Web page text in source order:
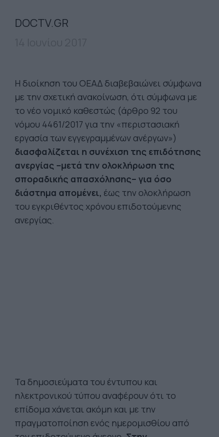
DOCTV.GR
Η διοίκηση του ΟΕΑΔ διαβεβαιώνει σύμφωνα
με την σχετική ανακοίνωση, ότι σύμφωνα με
το νέο νομικό καθεστώς (άρθρο 92 του
νόμου 4461/2017 για την «περιστασιακή
εργασία των εγγεγραμμένων ανέργων»)
διασφαλίζεται η συνέχιση της επιδότησης
ανεργίας –μετά την ολοκλήρωση της
σποραδικής απασχόλησης– για όσο
διάστημα απομένει, έως την ολοκλήρωση
του εγκριθέντος χρόνου επιδοτούμενης
ανεργίας.
Τα δημοσιεύματα του έντυπου και
ηλεκτρονικού τύπου αναφέρουν ότι το
επίδομα χάνεται ακόμη και με την
πραγματοποίηση ενός ημερομισθίου από